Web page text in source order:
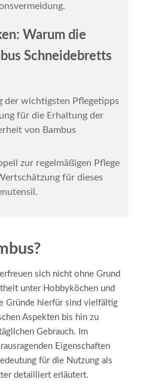
Warum die
Schneidebretts
der wichtigsten Pflegetipps
für die Erhaltung der
von Bambus
zur regelmäßigen Pflege
für dieses
sich nicht ohne Grund
unter Hobbyköchen und
Gründe hierfür sind vielfältig
Aspekten bis hin zu
Gebrauch. Im
Eigenschaften
für die Nutzung als
detailliert erläutert.